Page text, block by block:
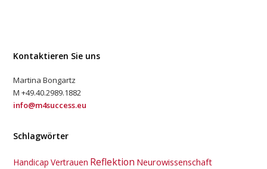
Kontaktieren Sie uns
Martina Bongartz
M +49.40.2989.1882
info@m4success.eu
Schlagwörter
Handicap Vertrauen Reflektion Neurowissenschaft